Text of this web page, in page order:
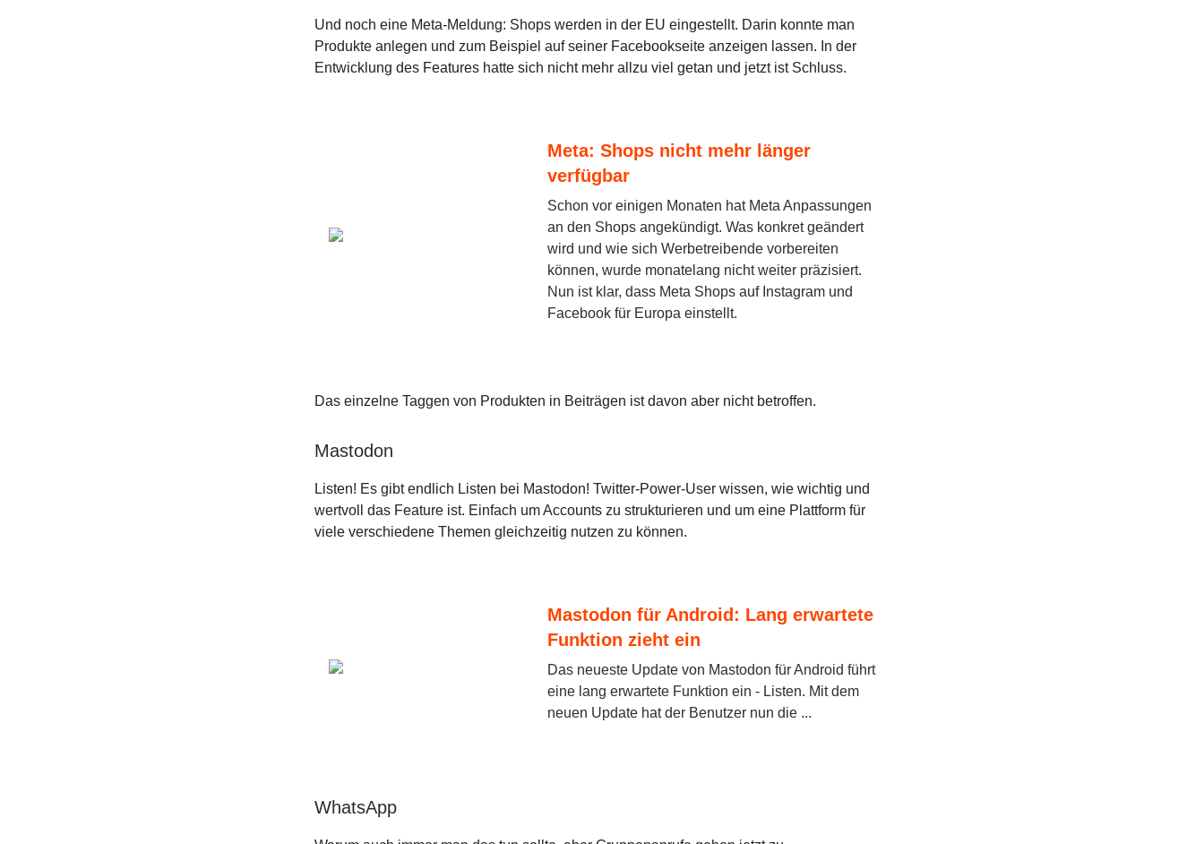
Und noch eine Meta-Meldung: Shops werden in der EU eingestellt. Darin konnte man
Produkte anlegen und zum Beispiel auf seiner Facebookseite anzeigen lassen. In der
Entwicklung des Features hatte sich nicht mehr allzu viel getan und jetzt ist Schluss.
Meta: Shops nicht mehr länger
verfügbar
Schon vor einigen Monaten hat Meta Anpassungen
an den Shops angekündigt. Was konkret geändert
wird und wie sich Werbetreibende vorbereiten
können, wurde monatelang nicht weiter präzisiert.
Nun ist klar, dass Meta Shops auf Instagram und
Facebook für Europa einstellt.
Das einzelne Taggen von Produkten in Beiträgen ist davon aber nicht betroffen.
Mastodon
Listen! Es gibt endlich Listen bei Mastodon! Twitter-Power-User wissen, wie wichtig und
wertvoll das Feature ist. Einfach um Accounts zu strukturieren und um eine Plattform für
viele verschiedene Themen gleichzeitig nutzen zu können.
Mastodon für Android: Lang erwartete
Funktion zieht ein
Das neueste Update von Mastodon für Android führt
eine lang erwartete Funktion ein - Listen. Mit dem
neuen Update hat der Benutzer nun die ...
WhatsApp